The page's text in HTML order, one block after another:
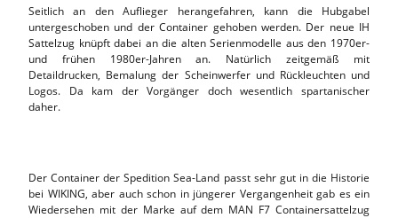
Seitlich an den Auflieger herangefahren, kann die Hubgabel
untergeschoben und der Container gehoben werden. Der neue IH
Sattelzug knüpft dabei an die alten Serienmodelle aus den 1970er-
und frühen 1980er-Jahren an. Natürlich zeitgemäß mit
Detaildrucken, Bemalung der Scheinwerfer und Rückleuchten und
Logos. Da kam der Vorgänger doch wesentlich spartanischer
daher.
Der Container der Spedition Sea-Land passt sehr gut in die Historie
bei WIKING, aber auch schon in jüngerer Vergangenheit gab es ein
Wiedersehen mit der Marke auf dem MAN F7 Containersattelzug